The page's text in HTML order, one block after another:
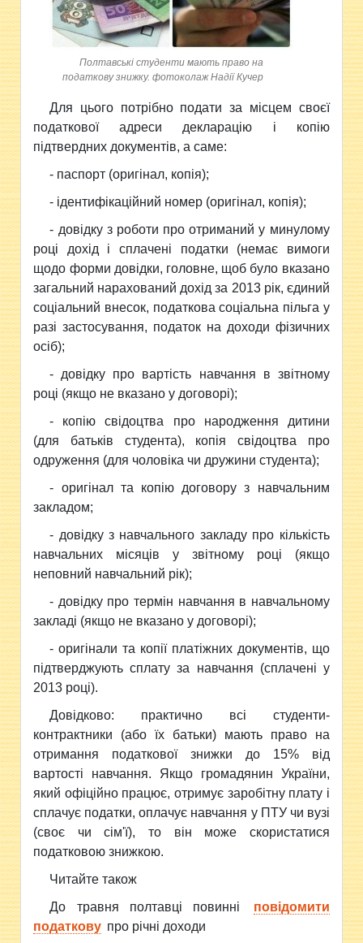
Полтавські студенти мають право на
податкову знижку. фотоколаж Надії Кучер
Для цього потрібно подати за місцем своєї
податкової адреси декларацію і копію
підтвердних документів, а саме:
- паспорт (оригінал, копія);
- ідентифікаційний номер (оригінал, копія);
- довідку з роботи про отриманий у минулому
році дохід і сплачені податки (немає вимоги
щодо форми довідки, головне, щоб було вказано
загальний нарахований дохід за 2013 рік, єдиний
соціальний внесок, податкова соціальна пільга у
разі застосування, податок на доходи фізичних
осіб);
- довідку про вартість навчання в звітному
році (якщо не вказано у договорі);
- копію свідоцтва про народження дитини
(для батьків студента), копія свідоцтва про
одруження (для чоловіка чи дружини студента);
- оригінал та копію договору з навчальним
закладом;
- довідку з навчального закладу про кількість
навчальних місяців у звітному році (якщо
неповний навчальний рік);
- довідку про термін навчання в навчальному
закладі (якщо не вказано у договорі);
- оригінали та копії платіжних документів, що
підтверджують сплату за навчання (сплачені у
2013 році).
Довідково: практично всі студенти-
контрактники (або їх батьки) мають право на
отримання податкової знижки до 15% від
вартості навчання. Якщо громадянин України,
який офіційно працює, отримує заробітну плату і
сплачує податки, оплачує навчання у ПТУ чи вузі
(своє чи сім'ї), то він може скористатися
податковою знижкою.
Читайте також
До травня полтавці повинні
повідомити
податкову про річні доходи